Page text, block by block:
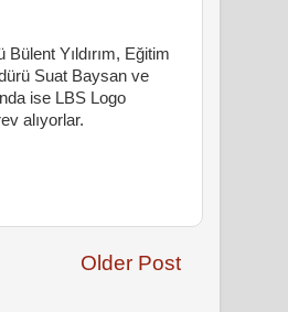
Yıldırım, Eğitim
Suat Baysan ve
ise LBS Logo
alıyorlar.
Older Post